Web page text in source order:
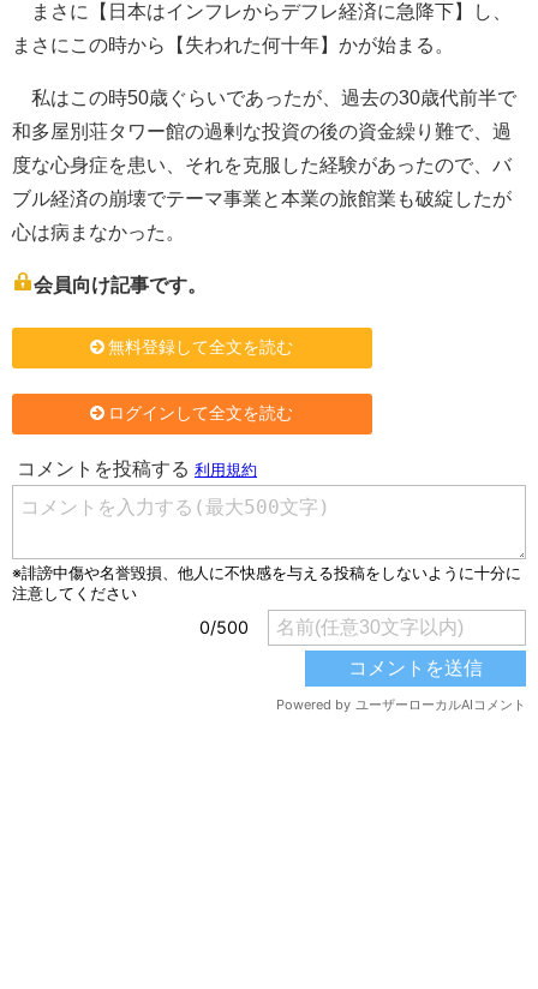
まさに【日本はインフレからデフレ経済に急降下】し、
まさにこの時から【失われた何十年】かが始まる。
私はこの時50歳ぐらいであったが、過去の30歳代前半で
和多屋別荘タワー館の過剰な投資の後の資金繰り難で、過
度な心身症を患い、それを克服した経験があったので、バ
ブル経済の崩壊でテーマ事業と本業の旅館業も破綻したが
心は病まなかった。
会員向け記事です。
無料登録して全文を読む
ログインして全文を読む